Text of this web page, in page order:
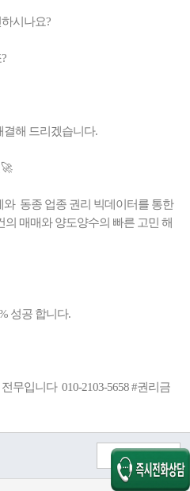
시나요?
결해 드리겠습니다.
와 동종 업종 권리 빅데이터를 통한
매매와 양도양수의 빠른 고민 해
성공 합니다.
무입니다 010-2103-5658 #권리금
목록보기